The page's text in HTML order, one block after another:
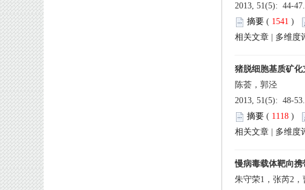
2013, 51(5): 44-47.
(
)
2013, 51(5): 48-53.
(
)